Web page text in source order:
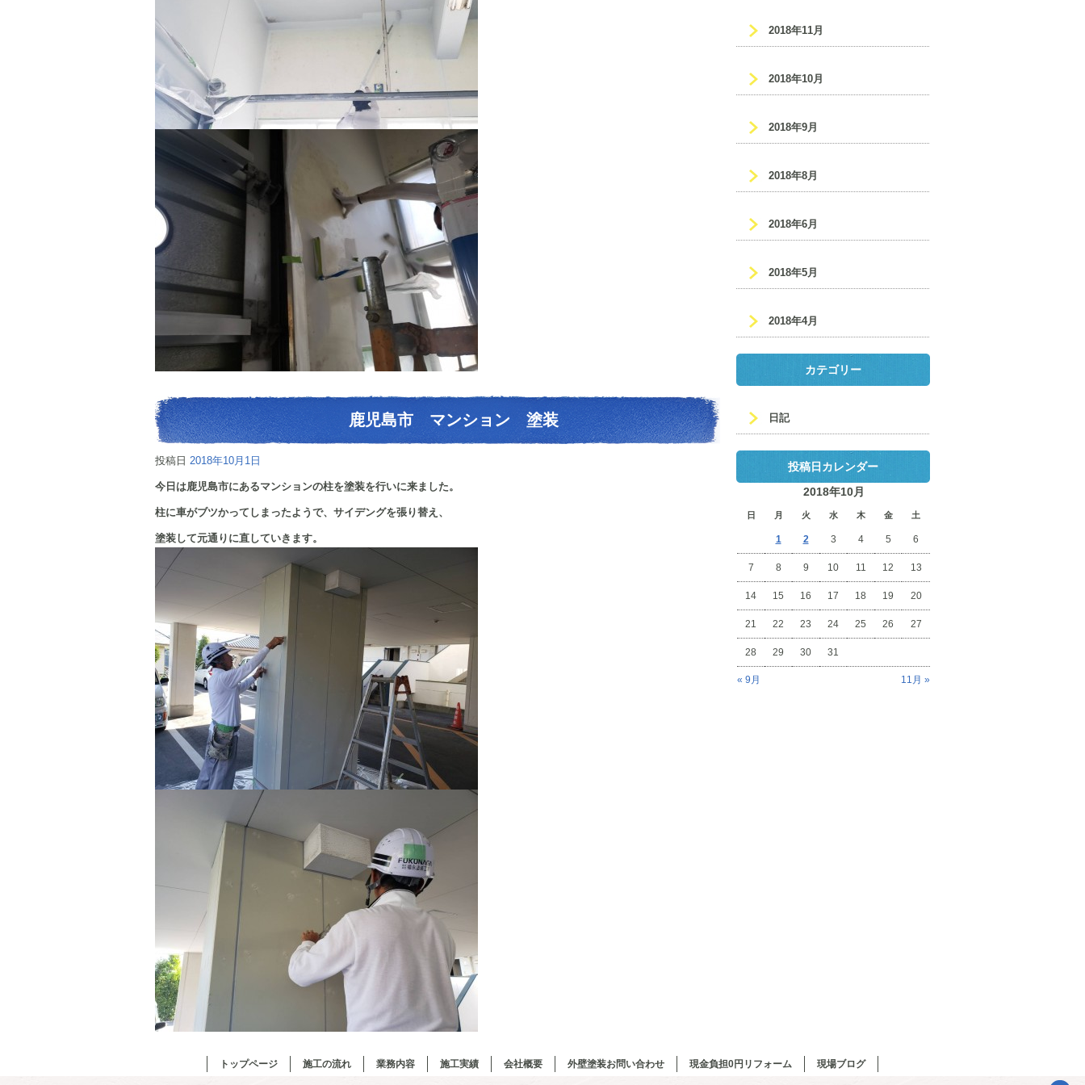
鹿児島市 マンション 塗装
投稿日 2018年10月1日
今日は鹿児島市にあるマンションの柱を塗装を行いに来ました。
柱に車がブツかってしまったようで、サイデングを張り替え、
塗装して元通りに直していきます。
2018年11月
2018年10月
2018年9月
2018年8月
2018年6月
2018年5月
2018年4月
カテゴリー
日記
投稿日カレンダー
2018年10月
日 月 火 水 木 金 土
« 9月 11月 »
1 2 3 4 5 6
7 8 9 10 11 12 13
14 15 16 17 18 19 20
21 22 23 24 25 26 27
28 29 30 31
トップページ 施工の流れ 業務内容 施工実績 会社概要 外壁塗装お問い合わせ 現金負担0円リフォーム 現場ブログ